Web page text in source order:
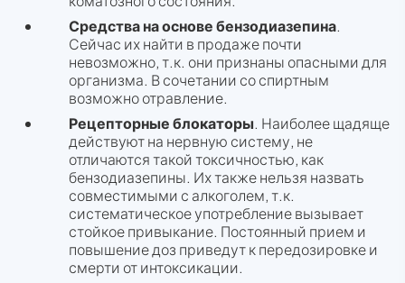
Средства на основе бензодиазепина.
Сейчас их найти в продаже почти
невозможно, т.к. они признаны опасными для
организма. В сочетании со спиртным
возможно отравление.
Рецепторные блокаторы. Наиболее щадяще
действуют на нервную систему, не
отличаются такой токсичностью, как
бензодиазепины. Их также нельзя назвать
совместимыми с алкоголем, т.к.
систематическое употребление вызывает
стойкое привыкание. Постоянный прием и
повышение доз приведут к передозировке и
смерти от интоксикации.